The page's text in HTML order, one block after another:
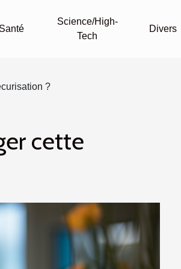
Santé
Science/High-
Tech
Divers
?
cette